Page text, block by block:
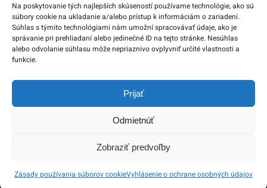
Na poskytovanie tých najlepších skúseností používame technológie, ako sú
súbory cookie na ukladanie a/alebo prístup k informáciám o zariadení.
Súhlas s týmito technológiami nám umožní spracovávať údaje, ako je
správanie pri prehliadaní alebo jedinečné ID na tejto stránke. Nesúhlas
alebo odvolanie súhlasu môže nepriaznivo ovplyvniť určité vlastnosti a
funkcie.
Prijať
Odmietnúť
Zobraziť predvoľby
Zásady používania súborov cookieVyhlásenie o ochrane osobných údajov
Dohľad nad ochranou osobných údajov
Žiadosť dotknutej osoby na uplatnenie jej práv
Zodpovedná osoba za ochranu osobných údajov:
zo@eurotrading.sk
služieb. All rights reserved.